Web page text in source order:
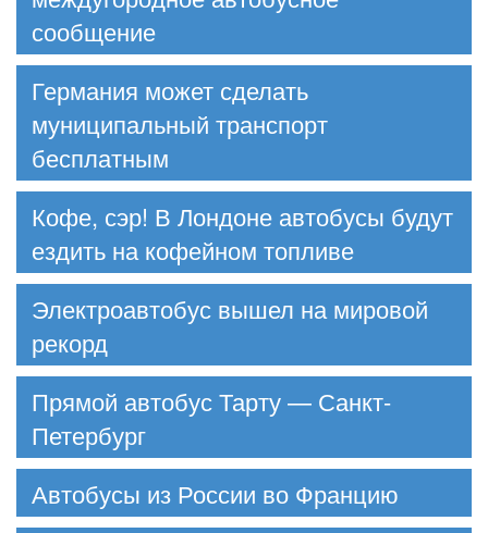
сообщение
Германия может сделать
муниципальный транспорт
бесплатным
Кофе, сэр! В Лондоне автобусы будут
ездить на кофейном топливе
Электроавтобус вышел на мировой
рекорд
Прямой автобус Тарту — Санкт-
Петербург
Автобусы из России во Францию